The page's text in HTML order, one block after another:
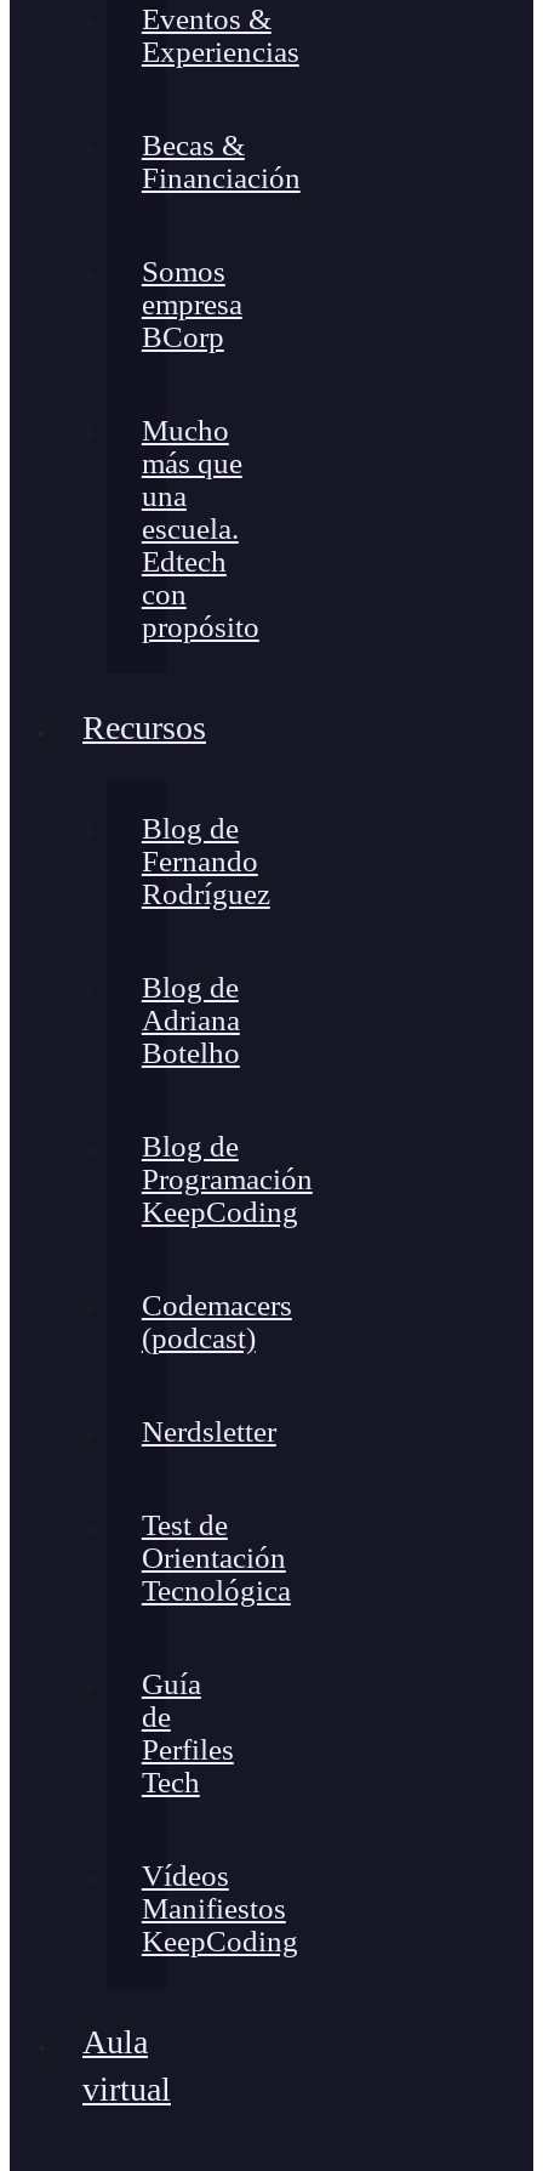
Eventos &
Experiencias
Becas &
Financiación
Somos
empresa
BCorp
Mucho
más que
una
escuela.
Edtech
con
propósito
Recursos
Blog de
Fernando
Rodríguez
Blog de
Adriana
Botelho
Blog de
Programación
KeepCoding
Codemacers
(podcast)
Nerdsletter
Test de
Orientación
Tecnológica
Guía
de
Perfiles
Tech
Vídeos
Manifiestos
KeepCoding
Aula
virtual